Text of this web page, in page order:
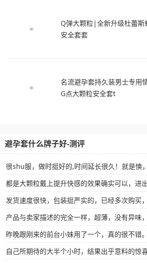
Q弹大颗粒|全新升级杜蕾斯
安全套套
名流避孕套持久装男士专用
G点大颗粒安全套t
避孕套什么牌子好-测评
很shu服，做时挺好的,时间延长很久！就是慡，
都是大颗粒戴上提升快感的效果确实可以，进
发货速度很快，包装挺严实的，已经多次购买
产品与卖家描述的完全一样，超薄，没有异味
昨晚跟刚来的前台小妹用了一个，真的很不错
自己所期待的大半个小时，结果出乎意料的惊